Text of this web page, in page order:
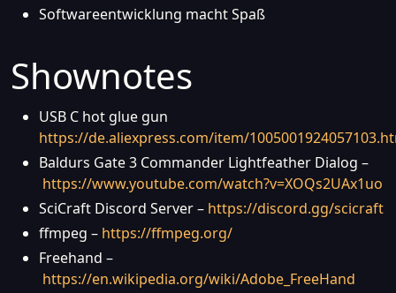
Softwareentwicklung macht Spaß
Shownotes
USB C hot glue gun
https://de.aliexpress.com/item/
Baldurs Gate 3 Commander Lightfeather Dialog –
https://www.youtube.com/watch?v=XOQs2UAx1uo
SciCraft Discord Server – https://discord.gg/scicraft
ffmpeg – https://ffmpeg.org/
Freehand –
https://en.wikipedia.org/wiki/Adobe_FreeHand